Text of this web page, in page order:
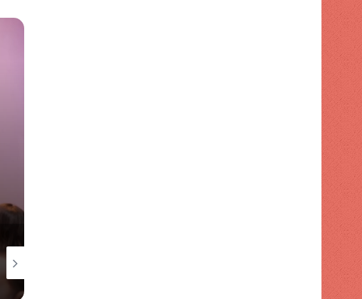
2 semanas hace
Apresan a tres por
2 semanas hace
Ayuntamiento de SDE aumenta tarifas para publicidad exterior